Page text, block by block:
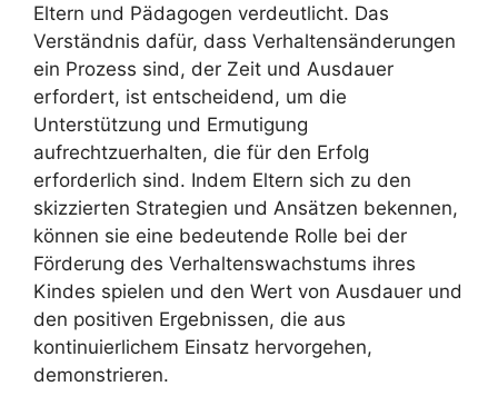
Eltern und Pädagogen verdeutlicht. Das
Verständnis dafür, dass Verhaltensänderungen
ein Prozess sind, der Zeit und Ausdauer
erfordert, ist entscheidend, um die
Unterstützung und Ermutigung
aufrechtzuerhalten, die für den Erfolg
erforderlich sind. Indem Eltern sich zu den
skizzierten Strategien und Ansätzen bekennen,
können sie eine bedeutende Rolle bei der
Förderung des Verhaltenswachstums ihres
Kindes spielen und den Wert von Ausdauer und
den positiven Ergebnissen, die aus
kontinuierlichem Einsatz hervorgehen,
demonstrieren.